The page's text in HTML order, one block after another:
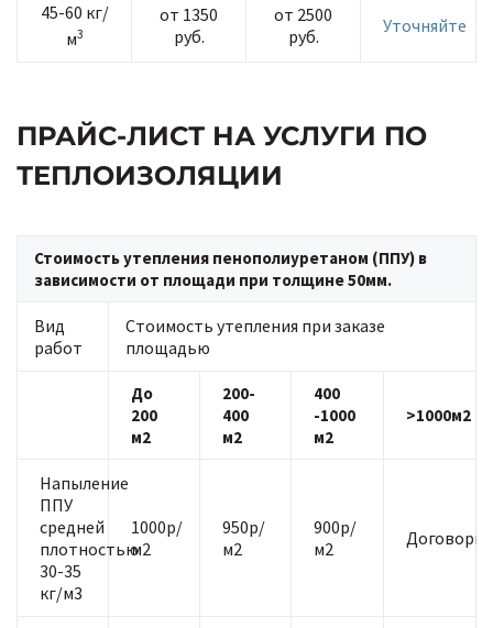
45-60 кг/
м3
от 1350
руб.
от 2500
руб.
Уточняйте
ПРАЙС-ЛИСТ НА УСЛУГИ ПО
ТЕПЛОИЗОЛЯЦИИ
Стоимость утепления пенополиуретаном (ППУ) в
зависимости от площади при толщине 50мм.
Вид
работ
Стоимость утепления при заказе
площадью
До
200
м2
200-
400
м2
400
-1000
м2
>1000м2
Напыление
ППУ
средней
плотностью
30-35
кг/м3
1000р/
м2
950р/
м2
900р/
м2